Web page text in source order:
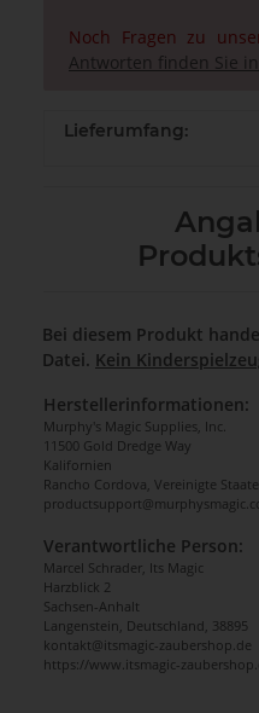
Noch Fragen zu
Antworten finden Sie
Lieferumfang:
Bei diesem Produkt
Datei. Kein
Herstellerinformationen:
Murphy's Magic Supplies, Inc.
11500 Gold Dredge Way
Kalifornien
Rancho Cordova, Vereinigte
Verantwortliche Person:
Marcel Schrader, Its Magic
Harzblick 2
Sachsen-Anhalt
Langenstein, Deutschland, 38895
kontakt@itsmagic-zaubershop.de
https://www.itsmagic-